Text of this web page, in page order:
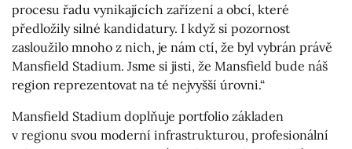
procesu řadu vynikajících zařízení a obcí, které
předložily silné kandidatury. I když si pozornost
zasloužilo mnoho z nich, je nám ctí, že byl vybrán právě
Mansfield Stadium. Jsme si jisti, že Mansfield bude náš
region reprezentovat na té nejvyšší úrovni.“
Mansfield Stadium doplňuje portfolio základen
v regionu svou moderní infrastrukturou, profesionální